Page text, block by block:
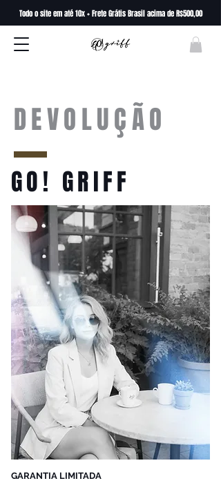
Todo o site em até 10x + Frete Grátis Brasil acima de R$500,00
DEVOLUÇÃO
GO! GRIFF
GARANTIA LIMITADA